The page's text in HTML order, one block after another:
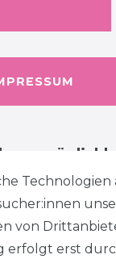
von
erfolgt erst